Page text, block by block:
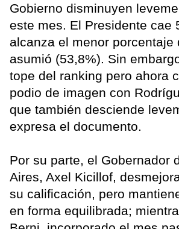
Gobierno disminuyen
este mes. El Presidente cae
alcanza el menor porcentaje
asumió (53,8%). Sin
tope del ranking pero ahora
podio de imagen con
que también desciende
expresa el documento.
Por su parte, el Gobernador
Aires, Axel Kicillof,
su calificación, pero
en forma equilibrada;